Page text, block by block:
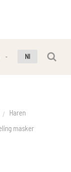
Nl
Haren
masker